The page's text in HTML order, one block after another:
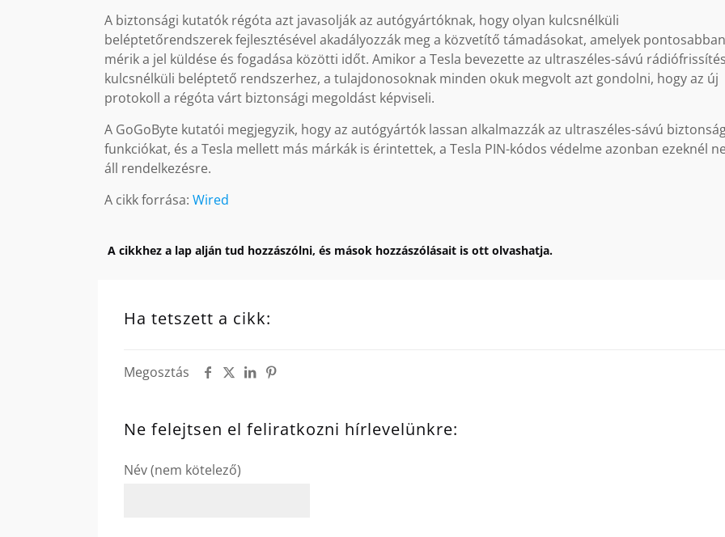
A biztonsági kutatók régóta azt javasolják az autógyártóknak, hogy olyan kulcsnélküli
beléptetőrendszerek fejlesztésével akadályozzák meg a közvetítő támadásokat, amelyek
mérik a jel küldése és fogadása közötti időt. Amikor a Tesla bevezette az ultraszéles-sávú
kulcsnélküli beléptető rendszerhez, a tulajdonosoknak minden okuk megvolt azt gondolni, hogy az új
protokoll a régóta várt biztonsági megoldást képviseli.
A GoGoByte kutatói megjegyzik, hogy az autógyártók lassan alkalmazzák az ultraszéles-sávú
funkciókat, és a Tesla mellett más márkák is érintettek, a Tesla PIN-kódos védelme azonban ezeknél
áll rendelkezésre.
A cikk forrása:Wired
A cikkhez a lap alján tud hozzászólni, és mások hozzászólásait is ott olvashatja.
Ha tetszett a cikk:
Megosztás
Ne felejtsen el feliratkozni hírlevelünkre:
Név (nem kötelező)